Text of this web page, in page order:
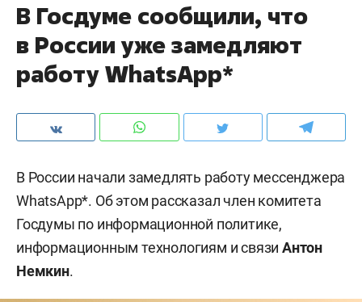
В Госдуме сообщили, что
в России уже замедляют
работу WhatsApp*
В России начали замедлять работу мессенджера
WhatsApp*. Об этом рассказал член комитета
Госдумы по информационной политике,
информационным технологиям и связи Антон
Немкин.